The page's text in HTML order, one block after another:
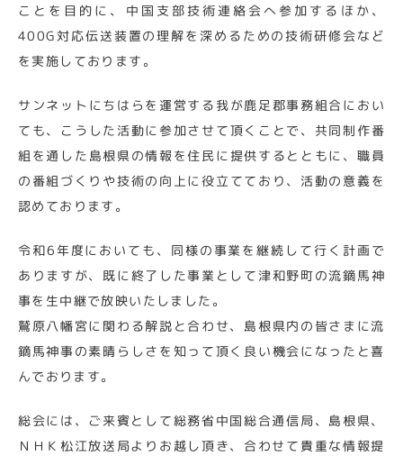
ことを目的に、中国支部技術連絡会へ参加するほか、
400G対応伝送装置の理解を深めるための技術研修会など
を実施しております。
サンネットにちはらを運営する我が鹿足郡事務組合におい
ても、こうした活動に参加させて頂くことで、共同制作番
組を通した島根県の情報を住民に提供するとともに、職員
の番組づくりや技術の向上に役立てており、活動の意義を
認めております。
令和6年度においても、同様の事業を継続して行く計画で
ありますが、既に終了した事業として津和野町の流鏑馬神
事を生中継で放映いたしました。
鷲原八幡宮に関わる解説と合わせ、島根県内の皆さまに流
鏑馬神事の素晴らしさを知って頂く良い機会になったと喜
んでおります。
総会には、ご来賓として総務省中国総合通信局、島根県、
ＮＨＫ松江放送局よりお越し頂き、合わせて貴重な情報提